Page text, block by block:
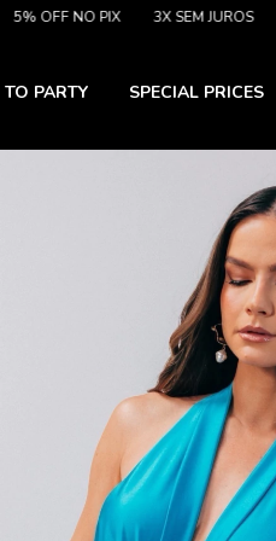
NO PIX 3X SEM JUROS 5%
TO PARTY SPECIAL PRICES